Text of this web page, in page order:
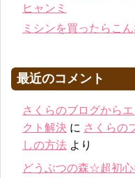
ヒャンミ
ミシンを買ったらこ
最近のコメント
さくらのブログから
クト解決 に さくらの
しの方法 より
どうぶつの森☆超初心